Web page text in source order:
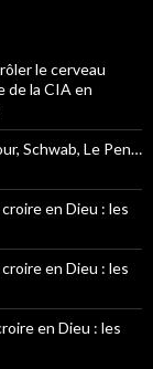
le cerveau
de la CIA en
Schwab, Le Pen…
en Dieu : les
en Dieu : les
en Dieu : les